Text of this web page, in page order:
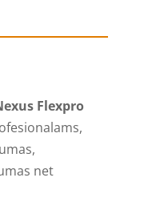
Flexpro
net